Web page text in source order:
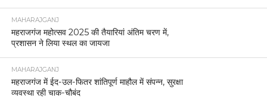
MAHARAJGANJ
महराजगंज महोत्सव 2025 की तैयारियां अंतिम चरण में,
प्रशासन ने लिया स्थल का जायजा
MAHARAJGANJ
महराजगंज में ईद-उल-फितर शांतिपूर्ण माहौल में संपन्न, सुरक्षा
व्यवस्था रही चाक-चौबंद